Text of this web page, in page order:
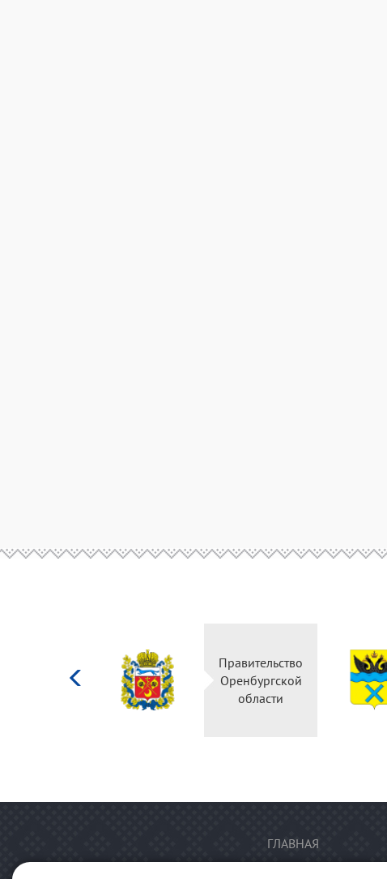
Правительство
Оренбургской
области
ГЛАВНАЯ